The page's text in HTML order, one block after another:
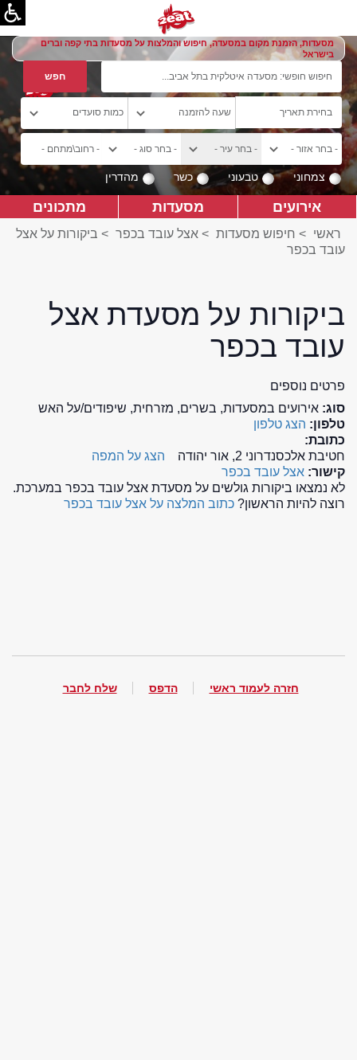
מסעדות, הזמנת מקום במסעדה, חיפוש והמלצות על מסעדות בתי קפה וברים
בישראל
צמחוני טבעוני כשר מהדרין
אירועים מסעדות מתכונים
ראשי > חיפוש מסעדות > אצל עובד בכפר > ביקורות על אצל
עובד בכפר
ביקורות על מסעדת אצל
עובד בכפר
פרטים נוספים
סוג: אירועים במסעדות, בשרים, מזרחית, שיפודים/על האש
טלפון: הצג טלפון
כתובת:
חטיבת אלכסנדרוני 2, אור יהודה
הצג על המפה
קישור: אצל עובד בכפר
לא נמצאו ביקורות גולשים על מסעדת אצל עובד בכפר במערכת.
רוצה להיות הראשון? כתוב המלצה על אצל עובד בכפר
חזרה לעמוד ראשי הדפס שלח לחבר